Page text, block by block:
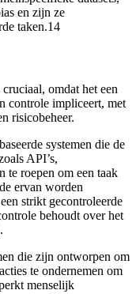
en zijn ze
taken.14
omdat het een
controle impliceert, met
risicobeheer.
systemen die de
API’s,
te roepen om een taak
ervan worden
strikt gecontroleerde
behoudt over het
die zijn ontworpen om
te ondernemen om
menselijk